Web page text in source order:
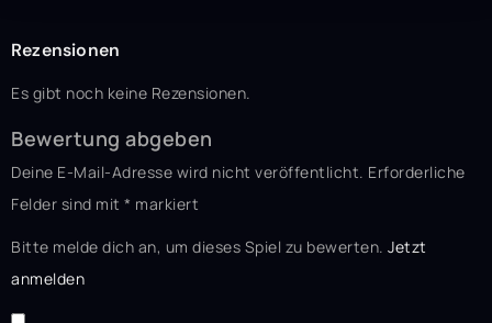
Rezensionen
Es gibt noch keine Rezensionen.
Bewertung abgeben
Deine E-Mail-Adresse wird nicht veröffentlicht. Erforderliche
Felder sind mit * markiert
Bitte melde dich an, um dieses Spiel zu bewerten. Jetzt
anmelden